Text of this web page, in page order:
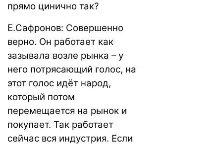
прямо цинично так?
Е.Сафронов: Совершенно
верно. Он работает как
зазывала возле рынка – у
него потрясающий голос, на
этот голос идёт народ,
который потом
перемещается на рынок и
покупает. Так работает
сейчас вся индустрия. Если